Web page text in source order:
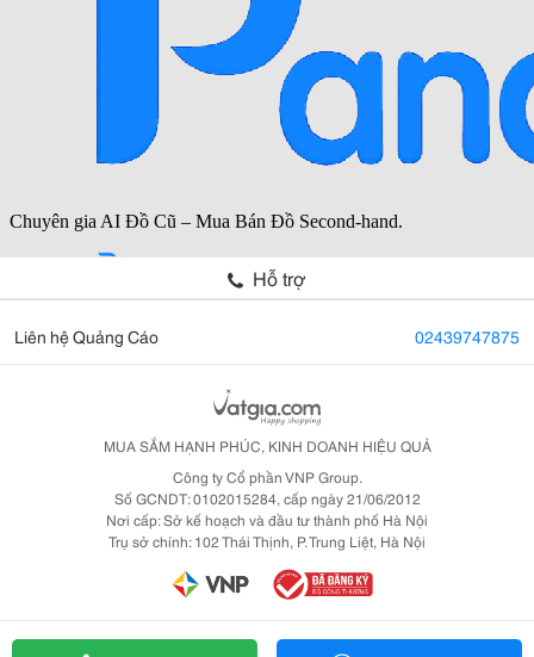
Hỗ trợ
Liên hệ Quảng Cáo 02439747875
MUA SẮM HẠNH PHÚC, KINH DOANH HIỆU QUẢ
Công ty Cổ phần VNP Group.
Số GCNDT: 0102015284, cấp ngày 21/06/2012
Nơi cấp: Sở kế hoạch và đầu tư thành phố Hà Nội
Trụ sở chính: 102 Thái Thịnh, P. Trung Liệt, Hà Nội